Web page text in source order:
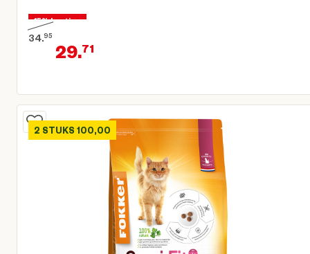
15% korting
34.95
Oorspronkelijke prijs € 34,95
29.71
Huidige prijs € 29,71
2 STUKS 100,00